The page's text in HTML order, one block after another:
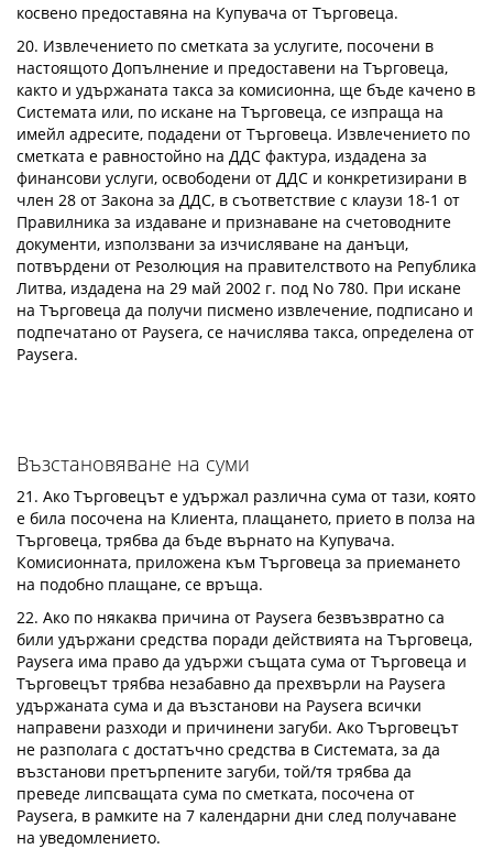
косвено предоставяна на Купувача от Търговеца.
20. Извлечението по сметката за услугите, посочени в
настоящото Допълнение и предоставени на Търговеца,
както и удържаната такса за комисионна, ще бъде качено в
Системата или, по искане на Търговеца, се изпраща на
имейл адресите, подадени от Търговеца. Извлечението по
сметката е равностойно на ДДС фактура, издадена за
финансови услуги, освободени от ДДС и конкретизирани в
член 28 от Закона за ДДС, в съответствие с клаузи 18-1 от
Правилника за издаване и признаване на счетоводните
документи, използвани за изчисляване на данъци,
потвърдени от Резолюция на правителството на Република
Литва, издадена на 29 май 2002 г. под No 780. При искане
на Търговеца да получи писмено извлечение, подписано и
подпечатано от Paysera, се начислява такса, определена от
Paysera.
Възстановяване на суми
21. Ако Търговецът е удържал различна сума от тази, която
е била посочена на Клиента, плащането, прието в полза на
Търговеца, трябва да бъде върнато на Купувача.
Комисионната, приложена към Търговеца за приемането
на подобно плащане, се връща.
22. Ако по някаква причина от Paysera безвъзвратно са
били удържани средства поради действията на Търговеца,
Paysera има право да удържи същата сума от Търговеца и
Търговецът трябва незабавно да прехвърли на Paysera
удържаната сума и да възстанови на Paysera всички
направени разходи и причинени загуби. Ако Търговецът
не разполага с достатъчно средства в Системата, за да
възстанови претърпените загуби, той/тя трябва да
преведе липсващата сума по сметката, посочена от
Paysera, в рамките на 7 календарни дни след получаване
на уведомлението.